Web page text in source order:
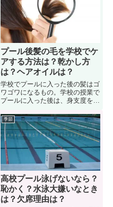
プール後髪の毛を学校でケ
アする方法は？乾かし方
は？ヘアオイルは？
学校でプールに入った後の髪はゴ
ワゴワになるもの。学校の授業で
プールに入った後は、身支度を整
ので大変。そんな学校のプールの
授業後に髪型を整える術（ケアす
る方法）をいくつかご紹介したま
す。またプール授業後に濡れた髪
の毛を乾かす方法やオススメのヘ
アオイルについても解説します。
季節
高校プール泳げないなら？
恥かく？水泳大嫌いなとき
は？欠席理由は？